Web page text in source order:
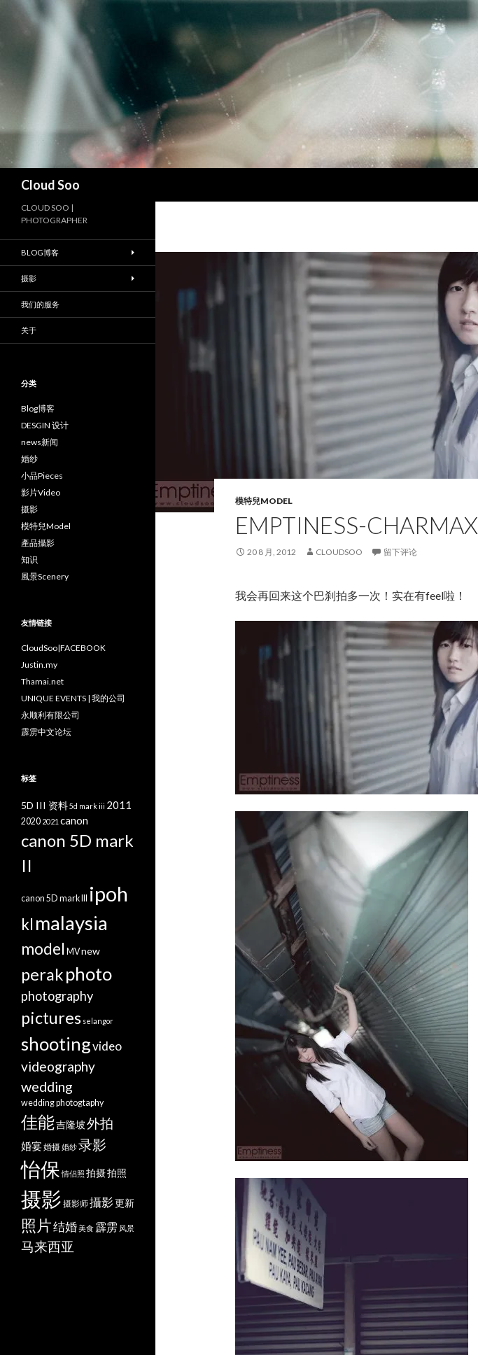
Cloud Soo
模特兒MODEL
EMPTINESS-CHARMAX
20 8 月, 2012 CLOUDSOO 留下评论
我会再回来这个巴刹拍多一次！实在有feel啦！
CLOUD SOO |
PHOTOGRAPHER
BLOG博客
摄影
我们的服务
关于
分类
Blog博客
DESGIN 设计
news新闻
婚纱
小品Pieces
影片Video
摄影
模特兒Model
產品攝影
知识
風景Scenery
友情链接
CloudSoo|FACEBOOK
Justin.my
Thamai.net
UNIQUE EVENTS | 我的公司
永顺利有限公司
霹雳中文论坛
标签
5D III 资料5d mark iii 2011
2020 2021 canon
canon 5D mark
II
canon 5D mark III ipoh
kl malaysia
model MVnew
perakphoto
photography
pictures selangor
shootingvideo
videography
wedding
wedding photogtaphy
佳能吉隆坡外拍
婚宴婚摄婚纱录影
怡保 情侣照 拍摄拍照
摄影 摄影师攝影更新
照片结婚美食 霹雳 风景
马来西亚